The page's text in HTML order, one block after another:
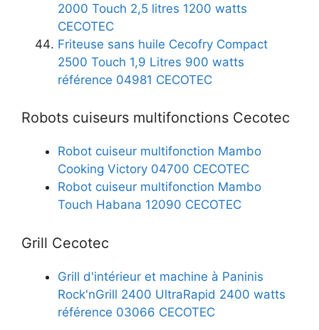
2000 Touch 2,5 litres 1200 watts
CECOTEC
Friteuse sans huile Cecofry Compact
2500 Touch 1,9 Litres 900 watts
référence 04981 CECOTEC
Robots cuiseurs multifonctions Cecotec
Robot cuiseur multifonction Mambo
Cooking Victory 04700 CECOTEC
Robot cuiseur multifonction Mambo
Touch Habana 12090 CECOTEC
Grill Cecotec
Grill d'intérieur et machine à Paninis
Rock'nGrill 2400 UltraRapid 2400 watts
référence 03066 CECOTEC